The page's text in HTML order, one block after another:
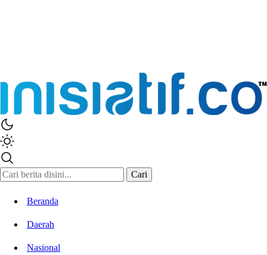
Inisiatif.co
Stay Connected Stay Informed
Cari
Beranda
Daerah
Nasional